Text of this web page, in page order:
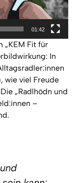
01:42
„KEM Fit für
In
wie viel Freude
„Radlhödn und
–